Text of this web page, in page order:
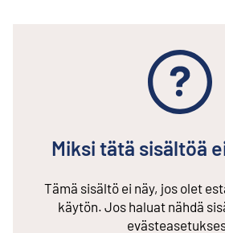
Miksi tätä sisältöä
Tämä sisältö ei näy, jos olet
käytön. Jos haluat nähdä